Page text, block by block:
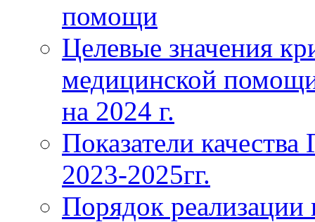
помощи
Целевые значения
медицинской
на 2024 г.
Показатели
2023-2025гг.
Порядок реализации